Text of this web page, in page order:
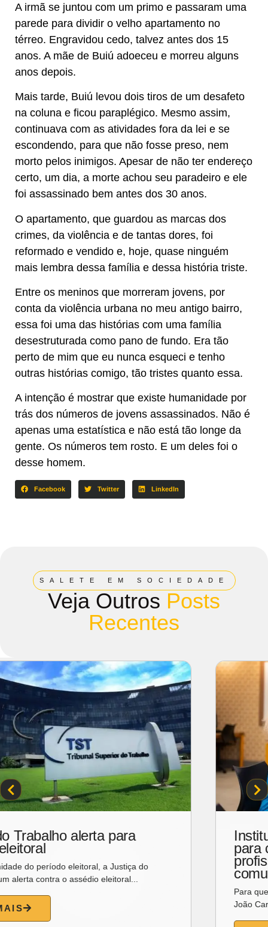
A irmã se juntou com um primo e passaram uma
parede para dividir o velho apartamento no
térreo. Engravidou cedo, talvez antes dos 15
anos. A mãe de Buiú adoeceu e morreu alguns
anos depois.
Mais tarde, Buiú levou dois tiros de um desafeto
na coluna e ficou paraplégico. Mesmo assim,
continuava com as atividades fora da lei e se
escondendo, para que não fosse preso, nem
morto pelos inimigos. Apesar de não ter endereço
certo, um dia, a morte achou seu paradeiro e ele
foi assassinado bem antes dos 30 anos.
O apartamento, que guardou as marcas dos
crimes, da violência e de tantas dores, foi
reformado e vendido e, hoje, quase ninguém
mais lembra dessa família e dessa história triste.
Entre os meninos que morreram jovens, por
conta da violência urbana no meu antigo bairro,
essa foi uma das histórias com uma família
desestruturada como pano de fundo. Era tão
perto de mim que eu nunca esqueci e tenho
outras histórias comigo, tão tristes quanto essa.
A intenção é mostrar que existe humanidade por
trás dos números de jovens assassinados. Não é
apenas uma estatística e não está tão longe da
gente. Os números tem rosto. E um deles foi o
desse homem.
Facebook Twitter LinkedIn
SALETE EM SOCIEDADE
Veja Outros Posts
Recentes
Náutico Atlético Cearense promove
feijoada especial para celebrar o Dia
dos Pais
O Náutico preparou uma programação especial para
LEIA MAIS